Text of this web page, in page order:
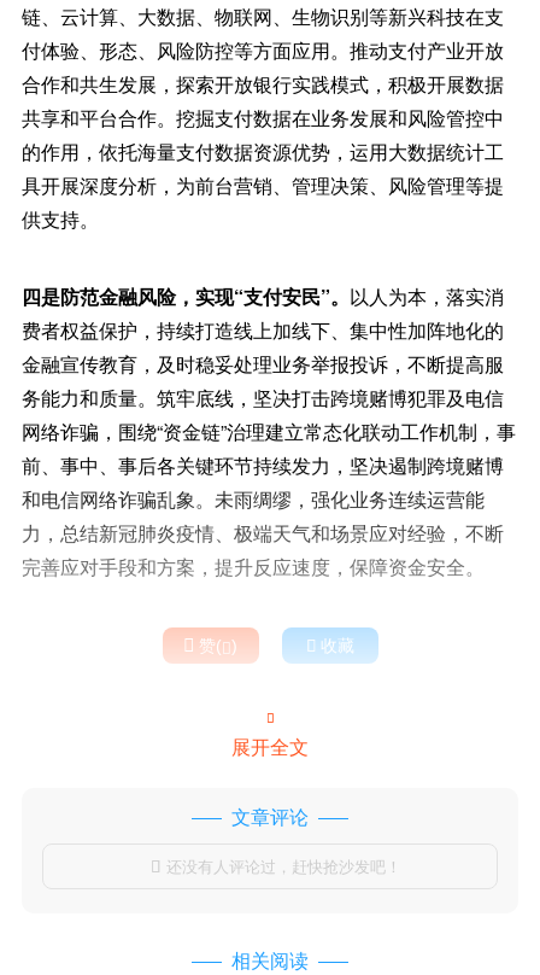
链、云计算、大数据、物联网、生物识别等新兴科技在支
付体验、形态、风险防控等方面应用。推动支付产业开放
合作和共生发展，探索开放银行实践模式，积极开展数据
共享和平台合作。挖掘支付数据在业务发展和风险管控中
的作用，依托海量支付数据资源优势，运用大数据统计工
具开展深度分析，为前台营销、管理决策、风险管理等提
供支持。
四是防范金融风险，实现“支付安民”。 以人为本，落实消
费者权益保护，持续打造线上加线下、集中性加阵地化的
金融宣传教育，及时稳妥处理业务举报投诉，不断提高服
务能力和质量。筑牢底线，坚决打击跨境赌博犯罪及电信
网络诈骗，围绕“资金链”治理建立常态化联动工作机制，事
前、事中、事后各关键环节持续发力，坚决遏制跨境赌博
和电信网络诈骗乱象。未雨绸缪，强化业务连续运营能
力，总结新冠肺炎疫情、极端天气和场景应对经验，不断
完善应对手段和方案，提升反应速度，保障资金安全。
 赞()  收藏

展开全文
文章评论
 还没有人评论过，赶快抢沙发吧！
相关阅读